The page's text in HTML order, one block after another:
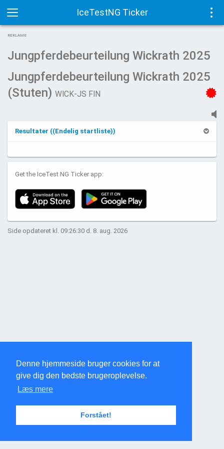
Denne hjemmeside bruger cookies for at
give dig den bedste brugeroplevelse.
Læs mere
Forstået!
IceTestNG Ticker
Toggle
navigation
REKLAME
Jungpferdebeurteilung Wickrath 2025
Jungpferdebeurteilung Wickrath 2025
(Stuten) WICK-JS FIN
Resultater ((Endelig startliste))
Get the IceTest NG Ticker app:
Side opdateret kl. 09:26:30 d. 8. aug. 2026